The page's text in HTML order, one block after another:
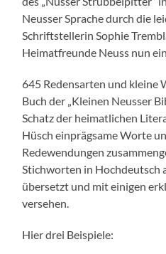
Neusser Sprache durch die
Schriftstellerin Sophie
Heimatfreunde Neuss nun
645 Redensarten und kleine
Buch der „Kleinen Neusser
Schatz der heimatlichen
Hüsch einprägsame Worte
Redewendungen
Stichworten in Hochdeutsch
übersetzt und mit einigen
versehen.
Hier drei Beispiele: